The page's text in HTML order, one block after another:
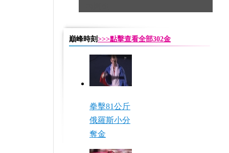
巔峰時刻 >>>點擊查看全部302金
拳擊81公斤
俄羅斯小分
奪金